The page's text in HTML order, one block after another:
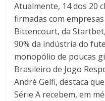
Atualmente, 14dos 20
firmadas com
Bittencourt, da
90% da indústria do
monopólio de poucas
Brasileiro de Jogo
André Gelfi, destaca
SérieA recebem, em